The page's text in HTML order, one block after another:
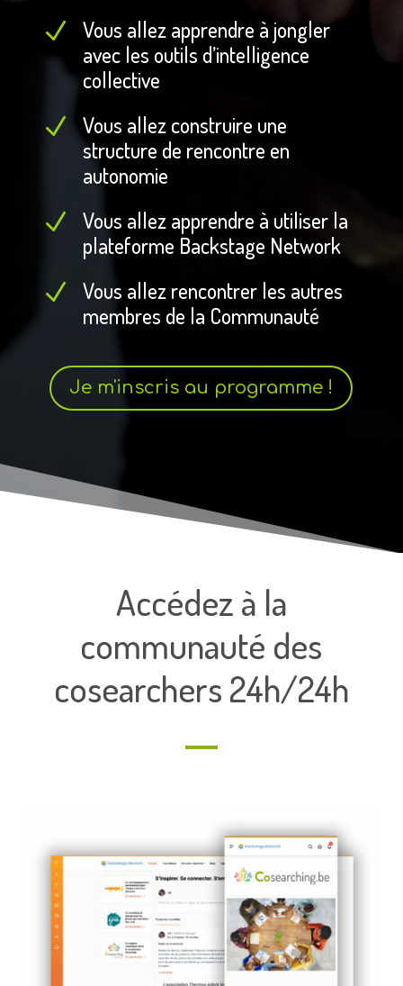
N
Vous allez apprendre à jongler
avec les outils d’intelligence
collective
N
Vous allez construire une
structure de rencontre en
autonomie
N
Vous allez apprendre à utiliser la
plateforme Backstage Network
N
Vous allez rencontrer les autres
membres de la Communauté
Je m'inscris au programme !
Accédez à la
communauté des
cosearchers 24h/24h